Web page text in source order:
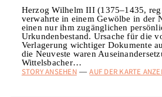
Herzog Wilhelm III (1375–1435,
verwahrte in einem Gewölbe in der
einen nur ihm zugänglichen
Urkundenbestand. Ursache für die
Verlagerung wichtiger Dokumente
die Neuveste waren
Wittelsbacher…
STORY ANSEHEN — AUF DER KARTE